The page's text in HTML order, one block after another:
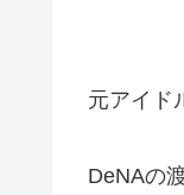
元アイド
DeNAの